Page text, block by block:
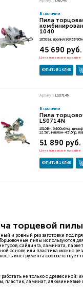
В наличии
Пила
1040
1650Вт, пропил 93/
45 690 руб.
Цена при заказе на сайте
КУПИТЬ В 1 КЛИК
Артикул: LS0714N
В наличии
Пила
LS0714N
1010Вт, 6400об\м,
12.5кг, наклон-45\5гр,
51 890 руб.
Цена при заказе на сайте
КУПИТЬ В 1 КЛИК
торцевой пилы
и ровный рез заготовки под
пилы используются
сайдинга, ламината,
основе или пластика можно
инструмента соответствует
не только с древесиной:
пластик, ламинат, алюминиевые